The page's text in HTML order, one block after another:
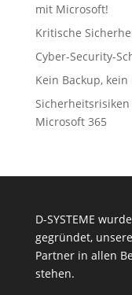
mit Microsoft!
Kritische
Cyber-Security-
Kein Backup,
Microsoft 365
D-SYSTEME
gegründet,
Partner in allen
stehen.